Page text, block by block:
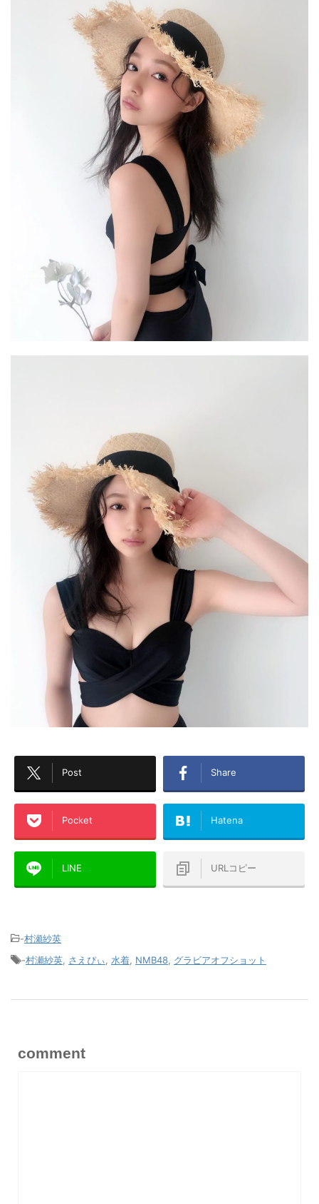
Post Share
Pocket Hatena
LINE URLコピー
-村瀬紗英
-村瀬紗英 さえぴぃ 水着 NMB48 グラビアオフショット
comment